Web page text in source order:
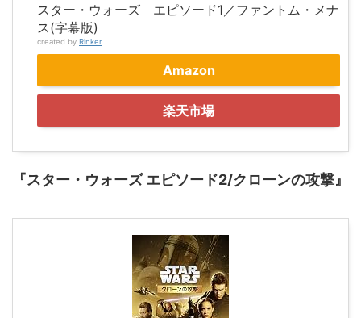
スター・ウォーズ エピソード1／ファントム・メナ
ス(字幕版)
created by Rinker
Amazon
楽天市場
『スター・ウォーズ エピソード2/クローンの攻撃』